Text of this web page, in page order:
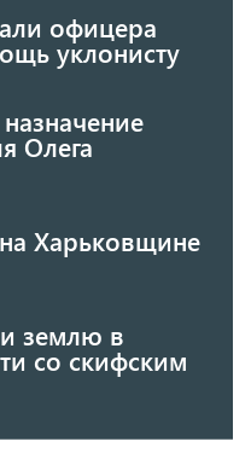
офицера
уклонисту
Олега
Харьковщине
землю в
со скифским